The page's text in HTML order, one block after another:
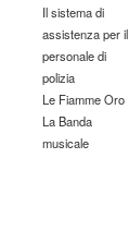
Il sistema di
assistenza per il
personale di
polizia
Le Fiamme Oro
La Banda
musicale